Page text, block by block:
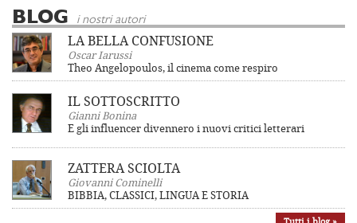
BLOG i nostri autori
LA BELLA CONFUSIONE
Oscar Iarussi
Theo Angelopoulos, il cinema come respiro
IL SOTTOSCRITTO
Gianni Bonina
E gli influencer divennero i nuovi critici letterari
ZATTERA SCIOLTA
Giovanni Cominelli
BIBBIA, CLASSICI, LINGUA E STORIA